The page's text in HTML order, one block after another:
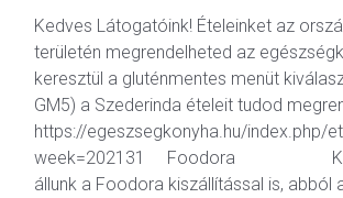
Kedves Látogatóink! Ételeinket az
területén megrendelheted az
keresztül a gluténmentes menüt
GM5) a Szederinda ételeit tudod
https://egeszsegkonyha.hu/index.php/
week=202131 Foodora
állunk a Foodora kiszállítással is, abból